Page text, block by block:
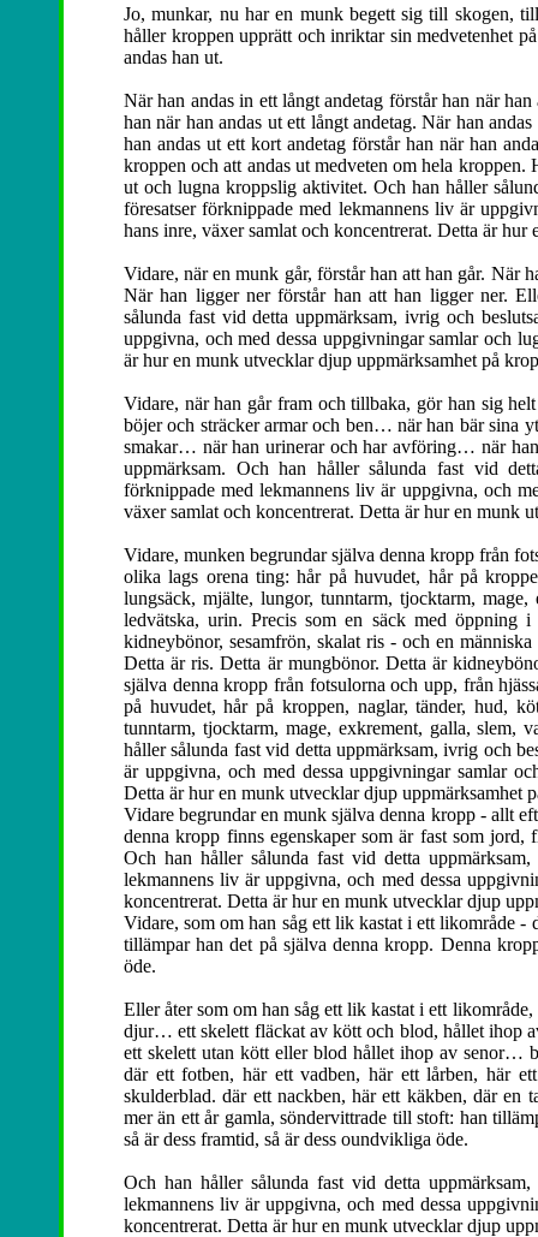
Jo, munkar, nu har en munk begett sig till skogen,
håller kroppen upprätt och inriktar sin medvetenhet
andas han ut.
När han andas in ett långt andetag förstår han när
han när han andas ut ett långt andetag. När han
han andas ut ett kort andetag förstår han när han
kroppen och att andas ut medveten om hela
ut och lugna kroppslig aktivitet. Och han håller
föresatser förknippade med lekmannens liv är
hans inre, växer samlat och koncentrerat. Detta är
Vidare, när en munk går, förstår han att han går. När
När han ligger ner förstår han att han ligger ner.
sålunda fast vid detta uppmärksam, ivrig och
uppgivna, och med dessa uppgivningar samlar och
är hur en munk utvecklar djup uppmärksamhet på
Vidare, när han går fram och tillbaka, gör han sig
böjer och sträcker armar och ben… när han bär sina
smakar… när han urinerar och har avföring… när
uppmärksam. Och han håller sålunda fast vid
förknippade med lekmannens liv är uppgivna, och
växer samlat och koncentrerat. Detta är hur en munk
Vidare, munken begrundar själva denna kropp från
olika lags orena ting: hår på huvudet, hår på
lungsäck, mjälte, lungor, tunntarm, tjocktarm,
ledvätska, urin. Precis som en säck med
kidneybönor, sesamfrön, skalat ris - och en
Detta är ris. Detta är mungbönor. Detta är
själva denna kropp från fotsulorna och upp, från
på huvudet, hår på kroppen, naglar, tänder, hud,
tunntarm, tjocktarm, mage, exkrement, galla, slem,
håller sålunda fast vid detta uppmärksam, ivrig och
är uppgivna, och med dessa uppgivningar samlar
Detta är hur en munk utvecklar djup uppmärksamhet
Vidare begrundar en munk själva denna kropp - allt
denna kropp finns egenskaper som är fast som
Och han håller sålunda fast vid detta
lekmannens liv är uppgivna, och med dessa
koncentrerat. Detta är hur en munk utvecklar djup
Vidare, som om han såg ett lik kastat i ett likområde -
tillämpar han det på själva denna kropp. Denna
öde.
Eller åter som om han såg ett lik kastat i ett
djur… ett skelett fläckat av kött och blod, hållet ihop
ett skelett utan kött eller blod hållet ihop av senor…
där ett fotben, här ett vadben, här ett lårben, här
skulderblad. där ett nackben, här ett käkben, där en
mer än ett år gamla, söndervittrade till stoft: han
så är dess framtid, så är dess oundvikliga öde.
Och han håller sålunda fast vid detta
lekmannens liv är uppgivna, och med dessa
koncentrerat. Detta är hur en munk utvecklar djup